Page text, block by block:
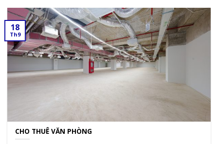
CHO THUÊ VĂN PHÒNG
18
Th9